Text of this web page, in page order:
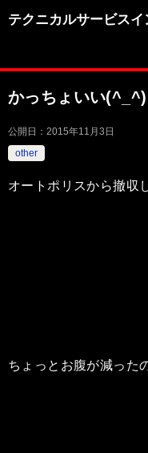
テクニカルサービス
かっちょいい(^_^)
公開日： 2015年11月3日
other
オートポリスから撤収
ちょっとお腹が減った